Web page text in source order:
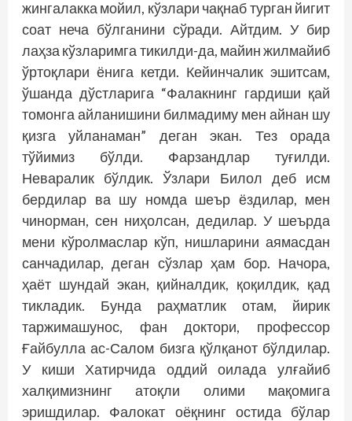
жингалакка мойил, кўзлари чақнаб турган йигит
соат неча бўлганини сўради. Айтдим. У бир
лаҳза кўзларимга тикилди-да, майин жилмайиб
ўртоқлари ёнига кетди. Кейинчалик эшитсам,
ўшанда дўстларига “Фалакнинг гардиши қай
томонга айланишини билмадиму мен айнан шу
қизга уйланаман” деган экан. Тез орада
тўйимиз бўлди. Фарзандлар туғилди.
Неваралик бўлдик. Ўзлари Билол деб исм
бердилар ва шу номда шеър ёздилар, мен
чинорман, сен ниҳолсан, дедилар. У шеърда
мени кўролмаслар кўп, нишларини аямасдан
санчадилар, деган сўзлар ҳам бор. Начора,
ҳаёт шундай экан, қийналдик, қоқилдик, қад
тикладик. Бунда раҳматлик отам, йирик
таржимашунос, фан доктори, профессор
Ғайбулла ас-Салом бизга қўлқанот бўлдилар.
У киши Хатирчида оддий оилада улғайиб
халқимизнинг атоқли олими мақомига
эришдилар. Фалокат оёқнинг остида бўлар